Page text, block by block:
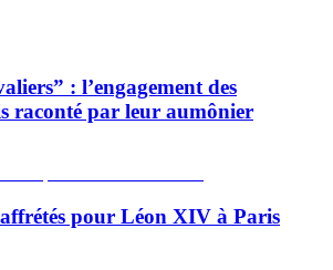
: l’engagement des
raconté par leur aumônier
pour Léon XIV à Paris